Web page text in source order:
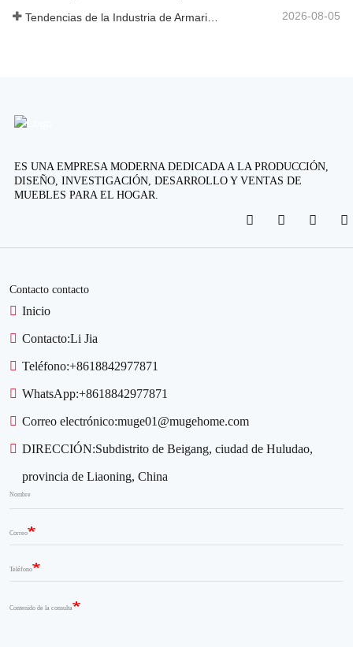
2026-08-05
ES UNA EMPRESA MODERNA DEDICADA A LA PRODUCCIÓN,
DISEÑO, INVESTIGACIÓN, DESARROLLO Y VENTAS DE
MUEBLES PARA EL HOGAR.
Contacto contacto
Inicio
Contacto:Li Jia
Teléfono:+8618842977871
WhatsApp:+8618842977871
Correo electrónico:muge01@mugehome.com
DIRECCIÓN:Subdistrito de Beigang, ciudad de Huludao,
provincia de Liaoning, China
Nombre
Correo
Teléfono
Contenido de la consulta